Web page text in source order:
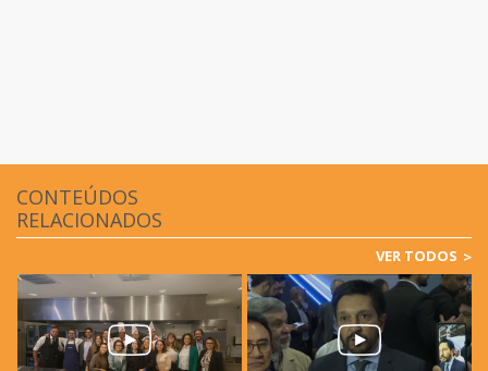
CONTEÚDOS
RELACIONADOS
VER TODOS